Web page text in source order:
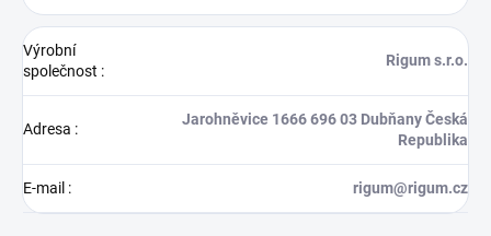
Výrobní
společnost :
Rigum s.r.o.
Adresa :
Jarohněvice 1666 696 03 Dubňany Česká
Republika
E-mail : rigum@rigum.cz